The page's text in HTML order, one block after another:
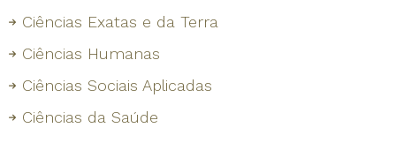
Ciências Exatas e da Terra
Ciências Humanas
Ciências Sociais Aplicadas
Ciências da Saúde